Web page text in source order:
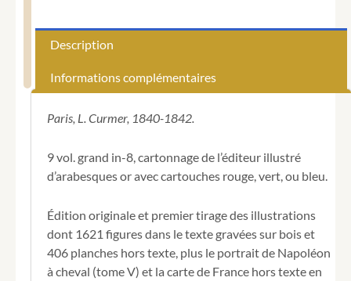
mêmes.
Description
Informations complémentaires
Paris, L. Curmer, 1840-1842.
9 vol. grand in-8, cartonnage de l’éditeur illustré
d’arabesques or avec cartouches rouge, vert, ou bleu.
Édition originale et premier tirage des illustrations
dont 1621 figures dans le texte gravées sur bois et
406 planches hors texte, plus le portrait de Napoléon
à cheval (tome V) et la carte de France hors texte en